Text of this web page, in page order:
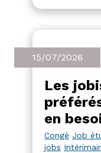
15/07/2026
Les
en
Congé Job
jobs